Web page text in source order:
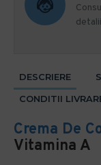
DESCRIERE
CONDITII
Crema De
Vitamina A